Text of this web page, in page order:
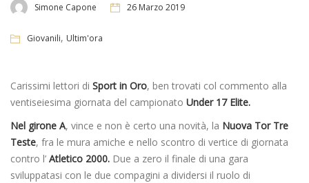
Simone Capone 26 Marzo 2019
Giovanili, Ultim'ora
Carissimi lettori di Sport in Oro, ben trovati col commento alla
ventiseiesima giornata del campionato Under 17 Elite.
Nel girone A, vince e non è certo una novità, la Nuova Tor Tre
Teste, fra le mura amiche e nello scontro di vertice di giornata
contro l’ Atletico 2000. Due a zero il finale di una gara
sviluppatasi con le due compagini a dividersi il ruolo di